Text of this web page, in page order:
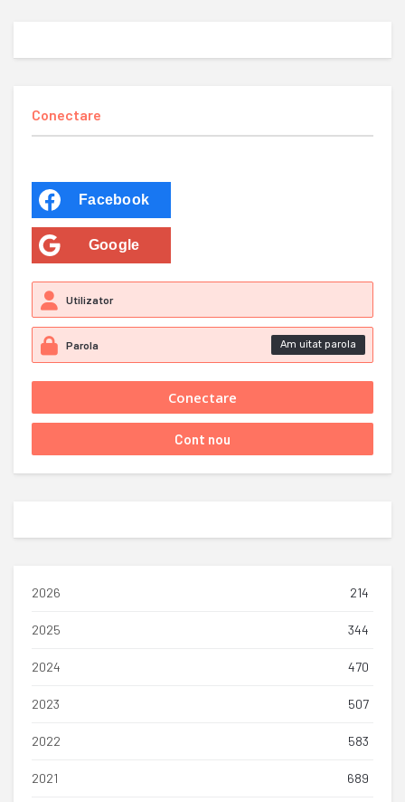
Conectare
Facebook
Google
Am uitat parola
2026 214
2025 344
2024 470
2023 507
2022 583
2021 689